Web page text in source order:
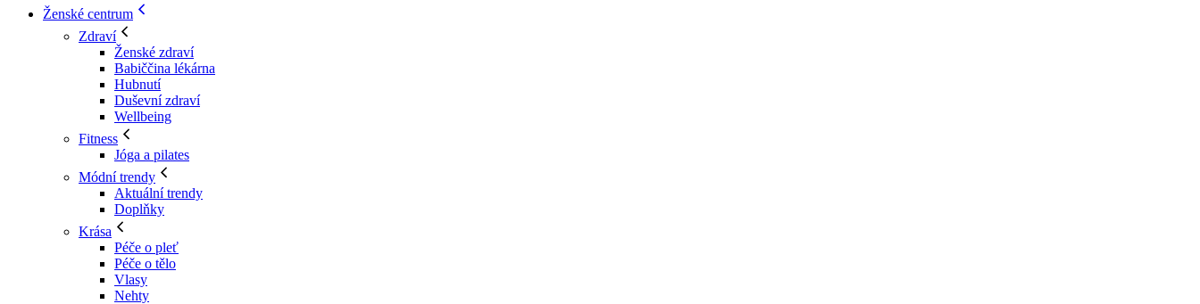
Ženské centrum
Zdraví
Ženské zdraví
Babiččina lékárna
Hubnutí
Duševní zdraví
Wellbeing
Fitness
Jóga a pilates
Módní trendy
Aktuální trendy
Doplňky
Krása
Péče o pleť
Péče o tělo
Vlasy
Nehty